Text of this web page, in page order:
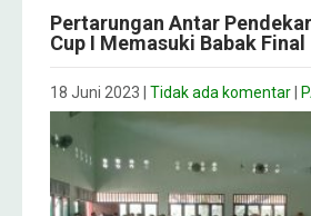
Pertarungan Antar
Cup I Memasuki Babak Final
18 Juni 2023 Tidak ada komentar